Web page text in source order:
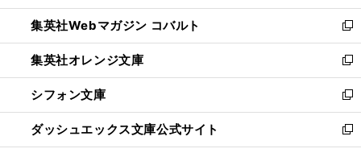
開
く
ウ
で
開
く
ン
ド
ウ
で
開
く
ウ
ィ
ン
ド
ウ
で
開
く
集英社Webマガジン コバルト
新
し
い
ウ
ィ
ン
ド
ウ
集英社オレンジ文庫
新
し
い
ウ
ィ
ン
シフォン文庫
新
し
い
ウ
ダッシュエックス文庫公式サイト
新
し